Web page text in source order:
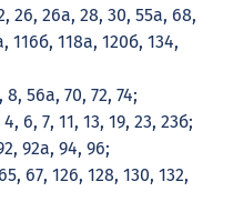
26, 26а, 28, 30, 55а, 68,
116б, 118а, 120б, 134,
56а, 70, 72, 74;
6, 7, 11, 13, 19, 23, 23б;
92а, 94, 96;
67, 126, 128, 130, 132,